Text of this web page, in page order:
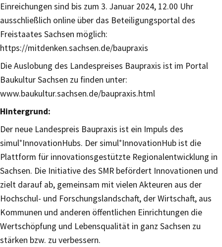
Einreichungen sind bis zum 3. Januar 2024, 12.00 Uhr
ausschließlich online über das Beteiligungsportal des
Freistaates Sachsen möglich:
https://mitdenken.sachsen.de/baupraxis
Die Auslobung des Landespreises Baupraxis ist im Portal
Baukultur Sachsen zu finden unter:
www.baukultur.sachsen.de/baupraxis.html
Hintergrund:
Der neue Landespreis Baupraxis ist ein Impuls des
simul⁺InnovationHubs. Der simul⁺InnovationHub ist die
Plattform für innovationsgestützte Regionalentwicklung in
Sachsen. Die Initiative des SMR befördert Innovationen und
zielt darauf ab, gemeinsam mit vielen Akteuren aus der
Hochschul- und Forschungslandschaft, der Wirtschaft, aus
Kommunen und anderen öffentlichen Einrichtungen die
Wertschöpfung und Lebensqualität in ganz Sachsen zu
stärken bzw. zu verbessern.